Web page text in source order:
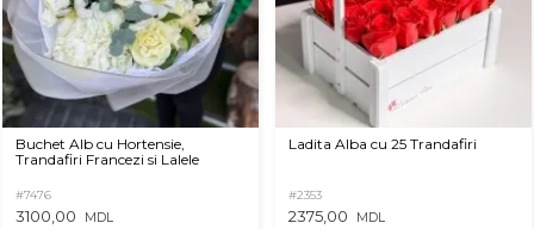
Buchet Alb cu Hortensie,
Trandafiri Francezi si Lalele
#7476
3100,00 MDL
Ladita Alba cu 25 Trandafiri
#2353
2375,00 MDL